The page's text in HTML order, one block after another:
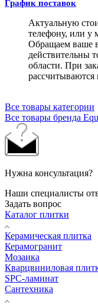
График поставок
Актуальную
телефону, или у
Обращаем ваше
действительны
области. При
Все товары категории
Все товары бренда
Нужна консультация?
Наши специалисты
Задать вопрос
Каталог плитки
Керамическая плитка
Керамогранит
Мозаика
Кварцвиниловая
SPC-ламинат
Сантехника